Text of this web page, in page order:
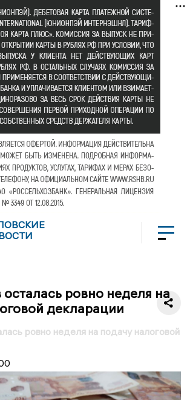
ровно неделя на
декларации
ровно неделя на подачу налоговой